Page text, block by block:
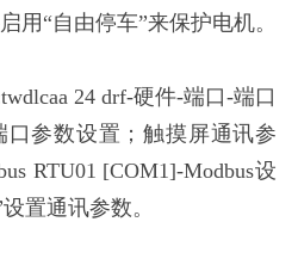
用“自由停车”来保护电机。
24 drf-硬件-端口-端口
参数设置；触摸屏通讯参
RTU01 [COM1]-Modbus设
置通讯参数。